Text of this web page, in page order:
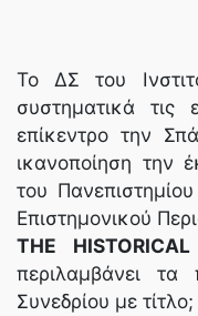
Το ΔΣ του
συστηματικά τις
επίκεντρο την
ικανοποίηση την
του
Επιστημονικού
THE
περιλαμβάνει
Συνεδρίου με τίτλο;